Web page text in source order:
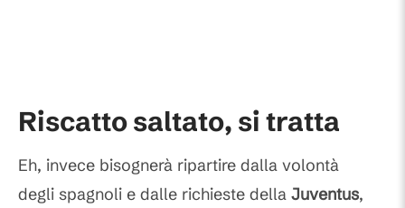
Riscatto saltato, si tratta
Eh, invece bisognerà ripartire dalla volontà
degli spagnoli e dalle richieste della Juventus,